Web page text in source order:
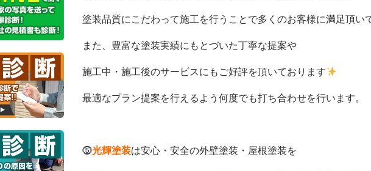
塗装品質にこだわって施工を行うことで多くのお客様に満足頂い
また、豊富な塗装実績にもとづいた丁寧な提案や
施工中・施工後のサービスにもご好評を頂いております
最適なプラン提案を行えるよう何度でも打ち合わせを行います。
⓹光輝塗装は安心・安全の外壁塗装・屋根塗装を